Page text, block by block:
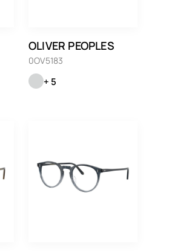
OLIVER PEOPLES
0OV5183
+ 5